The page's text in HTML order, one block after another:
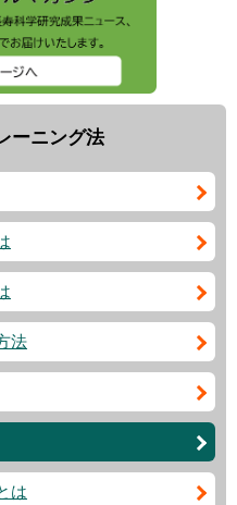
ーニング法
法
は